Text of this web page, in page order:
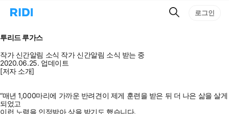
리
으
로
이
동
검
로그인
투리드 루가스
작가 신간알림 소식 작가 신간알림 소식 받는 중
2020.06.25. 업데이트
[저자 소개]
“매년 1,000마리에 가까운 반려견이 제게 훈련을 받은 뒤 더 나은 삶을 살게
되었고
이런 노력을 인정받아 상을 받기도 했습니다.